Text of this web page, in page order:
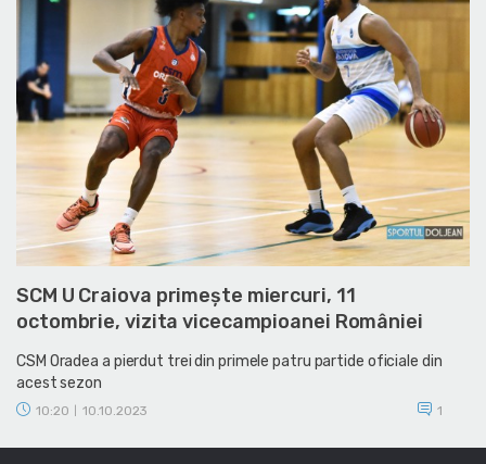
SCM U Craiova primește miercuri, 11
octombrie, vizita vicecampioanei României
CSM Oradea a pierdut trei din primele patru partide oficiale din
acest sezon
10:20 10.10.2023 1